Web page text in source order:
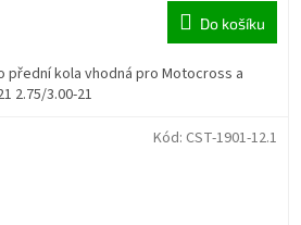
Do košíku
přední kola vhodná pro Motocross a
2.75/3.00-21
Kód: CST-1901-12.1